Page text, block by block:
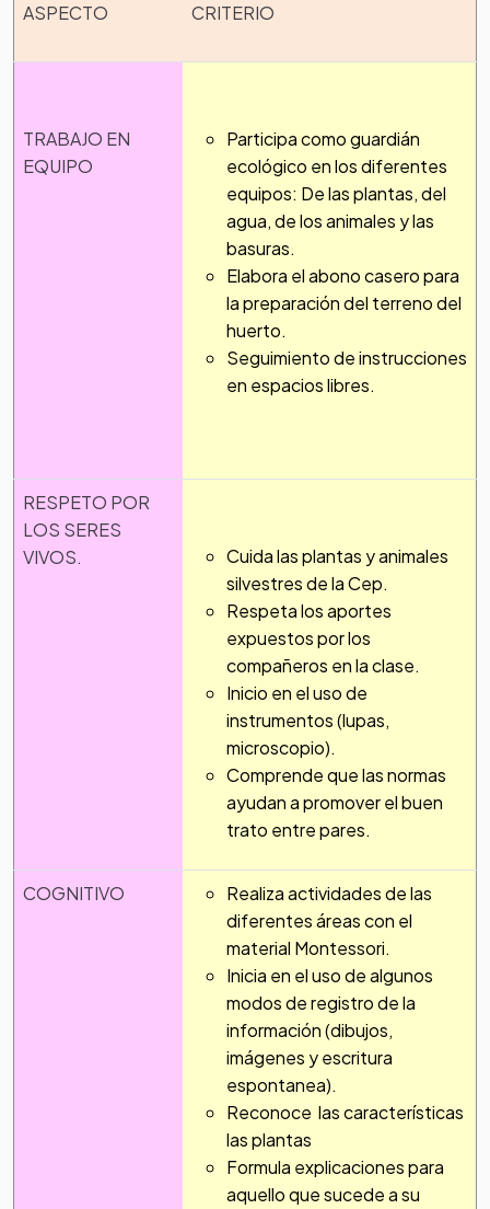
ASPECTO CRITERIO
TRABAJO EN
EQUIPO
Participa como guardián
ecológico en los diferentes
equipos: De las plantas, del
agua, de los animales y las
basuras.
Elabora el abono casero para
la preparación del terreno del
huerto.
Seguimiento de instrucciones
en espacios libres.
RESPETO POR
LOS SERES
VIVOS.
Cuida las plantas y animales
silvestres de la Cep.
Respeta los aportes
expuestos por los
compañeros en la clase.
Inicio en el uso de
instrumentos (lupas,
microscopio).
Comprende que las normas
ayudan a promover el buen
trato entre pares.
COGNITIVO
Realiza actividades de las
diferentes áreas con el
material Montessori.
Inicia en el uso de algunos
modos de registro de la
información (dibujos,
imágenes y escritura
espontanea).
Reconoce las características
las plantas
Formula explicaciones para
aquello que sucede a su